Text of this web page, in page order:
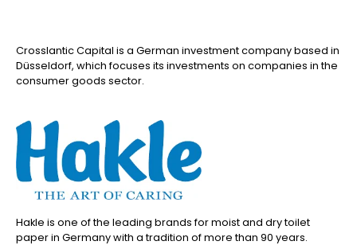
Crosslantic Capital is a German investment company based in
Düsseldorf, which focuses its investments on companies in the
consumer goods sector.
Hakle is one of the leading brands for moist and dry toilet
paper in Germany with a tradition of more than 90 years.